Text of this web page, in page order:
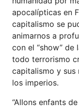
apocalípticas en
capitalismo se
animarnos a
con el “show” de
todo terrorismo
capitalismo y sus
los imperios.
“Allons enfants